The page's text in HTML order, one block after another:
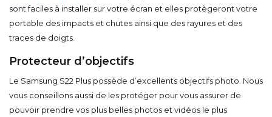
sont faciles à installer sur votre écran et elles protègeront votre
portable des impacts et chutes ainsi que des rayures et des
traces de doigts.
Protecteur d’objectifs
Le Samsung S22 Plus possède d’excellents objectifs photo. Nous
vous conseillons aussi de les protéger pour vous assurer de
pouvoir prendre vos plus belles photos et vidéos le plus